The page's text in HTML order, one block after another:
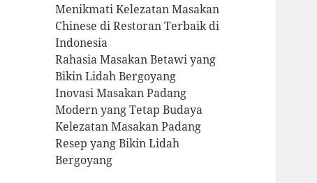
Menikmati Kelezatan Masakan
Chinese di Restoran Terbaik di
Indonesia
Rahasia Masakan Betawi yang
Bikin Lidah Bergoyang
Inovasi Masakan Padang
Modern yang Tetap Budaya
Kelezatan Masakan Padang
Resep yang Bikin Lidah
Bergoyang